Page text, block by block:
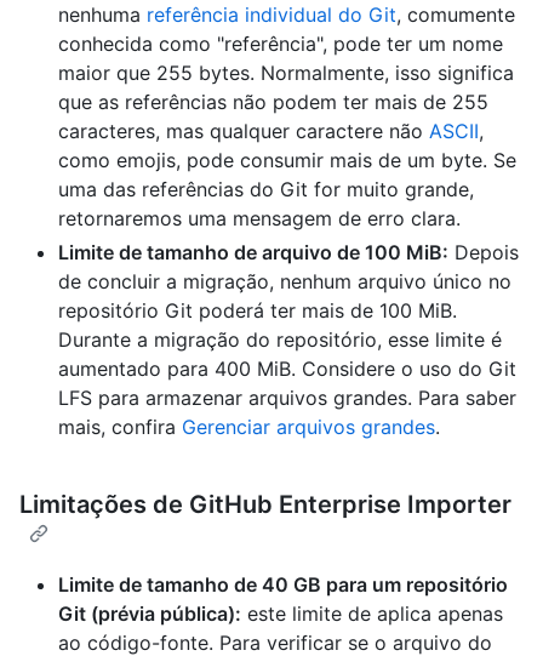
nenhuma referência individual do Git, comumente
conhecida como "referência", pode ter um nome
maior que 255 bytes. Normalmente, isso significa
que as referências não podem ter mais de 255
caracteres, mas qualquer caractere não ASCII,
como emojis, pode consumir mais de um byte. Se
uma das referências do Git for muito grande,
retornaremos uma mensagem de erro clara.
Limite de tamanho de arquivo de 100 MiB: Depois
de concluir a migração, nenhum arquivo único no
repositório Git poderá ter mais de 100 MiB.
Durante a migração do repositório, esse limite é
aumentado para 400 MiB. Considere o uso do Git
LFS para armazenar arquivos grandes. Para saber
mais, confira Gerenciar arquivos grandes.
Limitações de GitHub Enterprise Importer
Limite de tamanho de 40 GB para um repositório
Git (prévia pública): este limite de aplica apenas
ao código-fonte. Para verificar se o arquivo do